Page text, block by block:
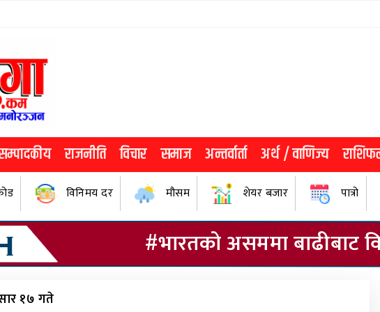
राजनीति विचार समाज अन्तर्वार्ता अर्थ / वाणिज्य
विनिमय दर मौसम शेयर बजार पात्रो
#भारतको असममा बाढीबाट
१७ गते